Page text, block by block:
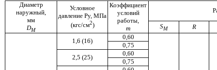
Диаметр
наружный,
мм
DM
Условное
давление Ру, МПа
(кгс/см2)
Коэффициент
условий
работы,
m
SM R
1,6 (16)
0,60
0,75
2,5 (25)
0,60
0,75